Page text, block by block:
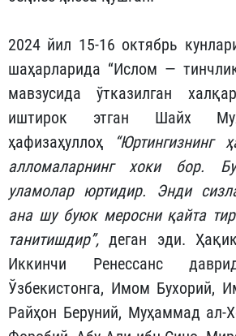
2024 йил 15-16 октябрь
шаҳарларида “Ислом —
мавзусида ўтказилган
иштирок этган Шайх
ҳафизаҳуллоҳ
“Юртингизнинг
алломаларнинг
хоки бор. Бу
уламолар юртидир. Энди
ана шу буюк меросни қайта
танитишдир”, деган эди.
Иккинчи Ренессанс
Ўзбекистонга, Имом Бухорий,
Райҳон Беруний, Муҳаммад ал-